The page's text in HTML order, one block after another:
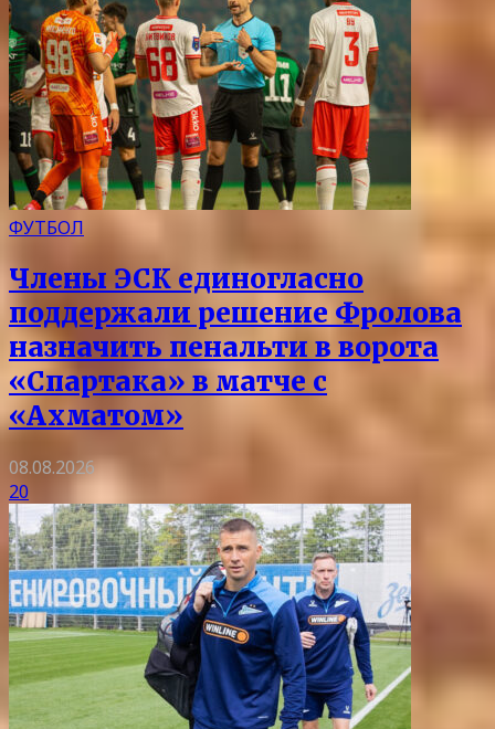
ФУТБОЛ
Члены ЭСК единогласно
поддержали решение Фролова
назначить пенальти в ворота
«Спартака» в матче с
«Ахматом»
08.08.2026
20